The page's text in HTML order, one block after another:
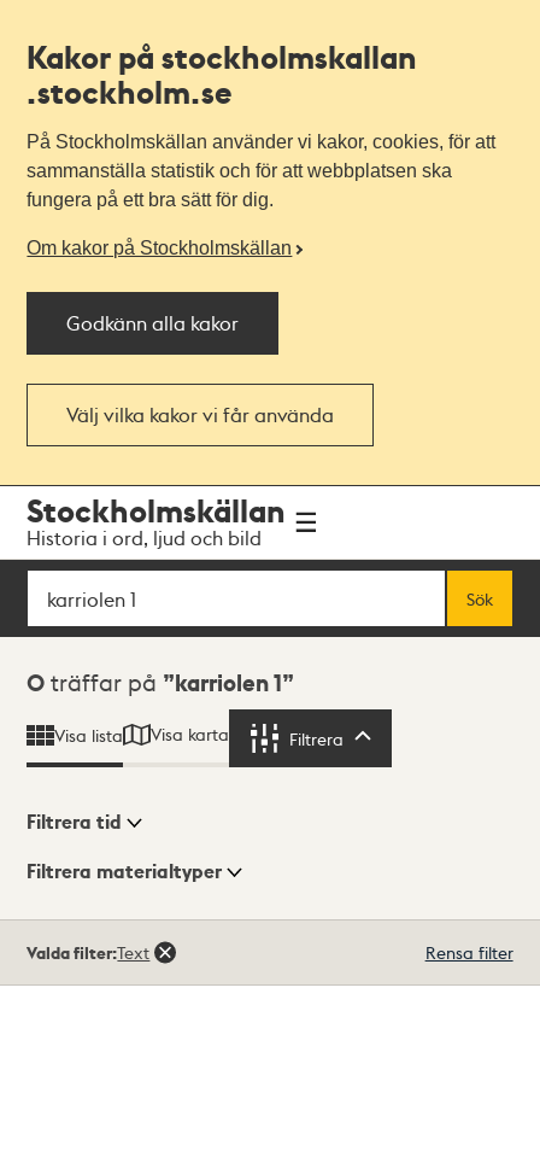
Kakor på stockholmskallan
.stockholm.se
På Stockholmskällan använder vi kakor, cookies, för att
sammanställa statistik och för att webbplatsen ska
fungera på ett bra sätt för dig.
Om kakor på Stockholmskällan
Godkänn alla kakor
Välj vilka kakor vi får använda
navigationen
huvudinnehållet
Stockholmskällan
Historia i ord, ljud och bild
Sök
Sök
Sökresultat
0 träffar på karriolen 1
Visa lista Visa karta Filtrera
Visningsläge
Filtrera tid
Filtrera materialtyper
träffar
Valda filter:Text Rensa filter